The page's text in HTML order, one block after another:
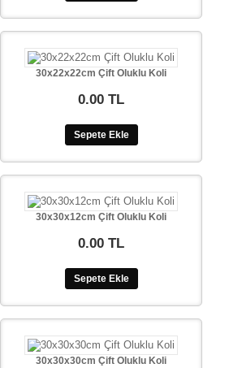
30x22x22cm Çift Oluklu Koli
0.00 TL
Sepete Ekle
30x30x12cm Çift Oluklu Koli
0.00 TL
Sepete Ekle
30x30x30cm Çift Oluklu Koli